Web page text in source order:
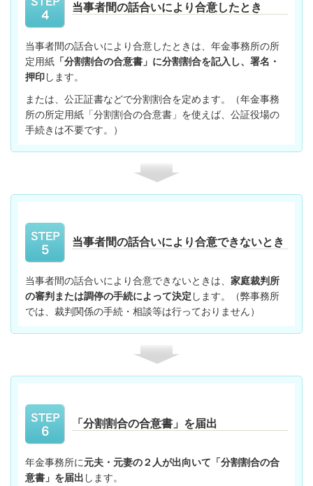
当事者間の話合いにより合意したとき
当事者間の話合いにより合意したときは、年金事務所の所
定用紙 「分割割合の合意書」に分割割合を記入し、署名・
押印します。
または、公正証書などで分割割合を定めます。（年金事務
所の所定用紙「分割割合の合意書」を使えば、公証役場の
手続きは不要です。）
当事者間の話合いにより合意できないとき
当事者間の話合いにより合意できないときは、 家庭裁判所
の審判または調停の手続によって決定 します。（弊事務所
では、裁判関係の手続・相談等は行っておりません）
「分割割合の合意書」を届出
年金事務所に元夫・元妻の２人が出向いて「分割割合の合
意書」を届出 します。